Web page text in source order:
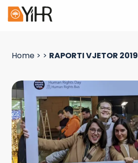
Home > > RAPORTI VJETOR 2019